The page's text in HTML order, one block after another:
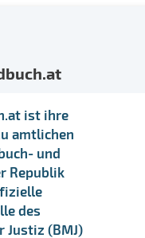
ist ihre
amtlichen
und
Republik
des
(BMJ)